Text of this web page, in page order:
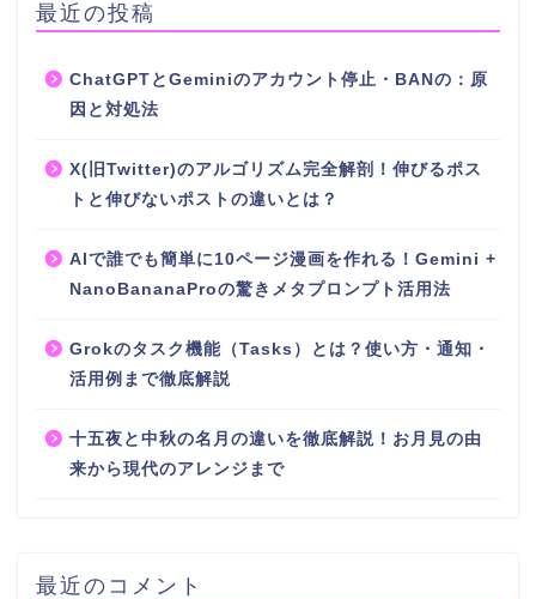
最近の投稿
ChatGPTとGeminiのアカウント停止・BANの：原
因と対処法
X(旧Twitter)のアルゴリズム完全解剖！伸びるポス
トと伸びないポストの違いとは？
AIで誰でも簡単に10ページ漫画を作れる！Gemini +
NanoBananaProの驚きメタプロンプト活用法
Grokのタスク機能（Tasks）とは？使い方・通知・
活用例まで徹底解説
十五夜と中秋の名月の違いを徹底解説！お月見の由
来から現代のアレンジまで
最近のコメント